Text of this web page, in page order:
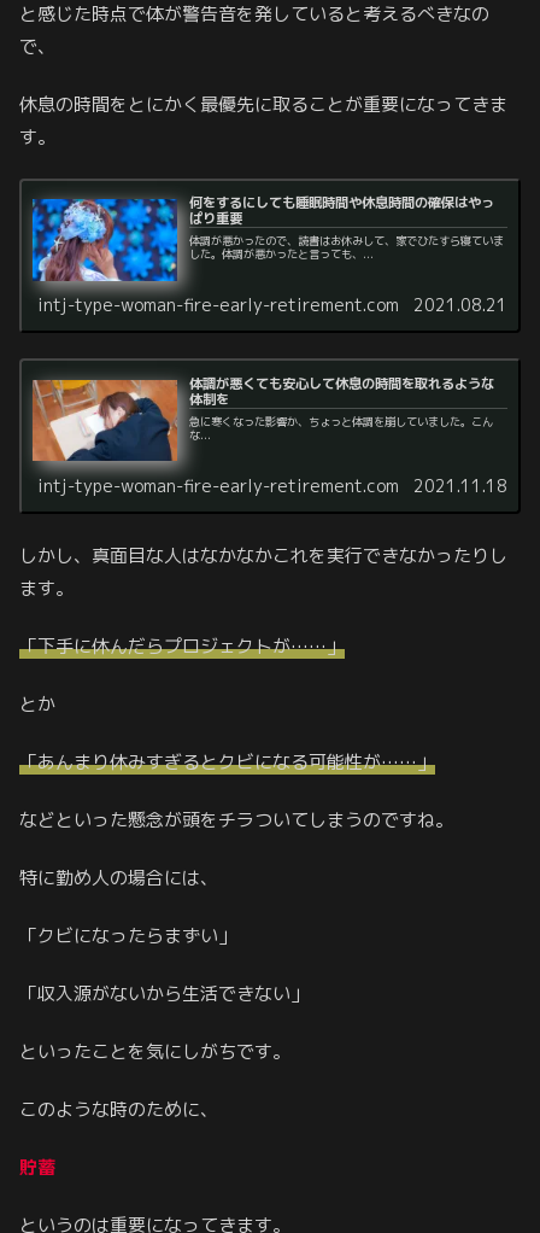
と感じた時点で体が警告音を発していると考えるべきなの
で、
休息の時間をとにかく最優先に取ることが重要になってきま
す。
何をするにしても睡眠時間や休息時間の確保はやっ
ぱり重要
体調が悪かったので、読書はお休みして、家でひたすら寝ていま
した。体調が悪かったと言っても、...
intj-type-woman-fire-early-retirement.com 2021.08.21
体調が悪くても安心して休息の時間を取れるような
体制を
急に寒くなった影響か、ちょっと体調を崩していました。こん
な...
intj-type-woman-fire-early-retirement.com 2021.11.18
しかし、真面目な人はなかなかこれを実行できなかったりし
ます。
「下手に休んだらプロジェクトが……」
とか
「あんまり休みすぎるとクビになる可能性が……」
などといった懸念が頭をチラついてしまうのですね。
特に勤め人の場合には、
「クビになったらまずい」
「収入源がないから生活できない」
といったことを気にしがちです。
このような時のために、
貯蓄
というのは重要になってきます。